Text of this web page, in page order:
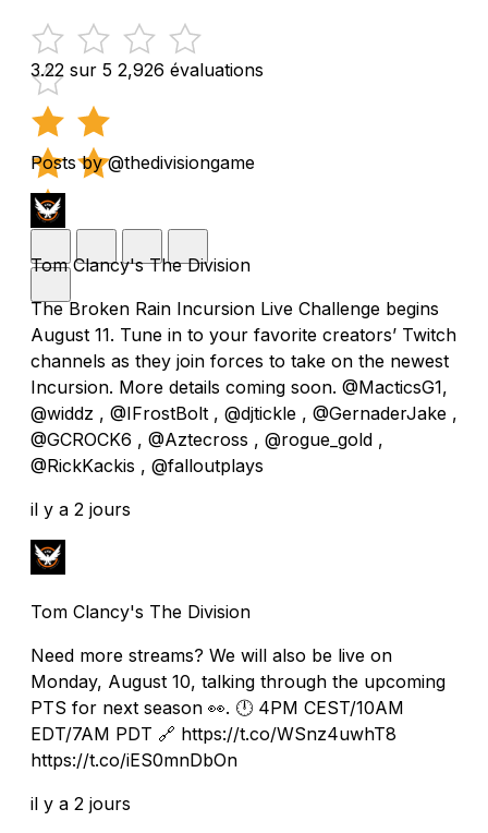
3.22 sur 5 2,926 évaluations
Posts by @thedivisiongame
Tom Clancy's The Division
The Broken Rain Incursion Live Challenge begins
August 11. Tune in to your favorite creators’ Twitch
channels as they join forces to take on the newest
Incursion. More details coming soon. @MacticsG1,
@widdz , @IFrostBolt , @djtickle , @GernaderJake ,
@GCROCK6 , @Aztecross , @rogue_gold ,
@RickKackis , @falloutplays
il y a 2 jours
Tom Clancy's The Division
Need more streams? We will also be live on
Monday, August 10, talking through the upcoming
PTS for next season 👀. 🕛 4PM CEST/10AM
EDT/7AM PDT 🔗 https://t.co/WSnz4uwhT8
https://t.co/iES0mnDbOn
il y a 2 jours